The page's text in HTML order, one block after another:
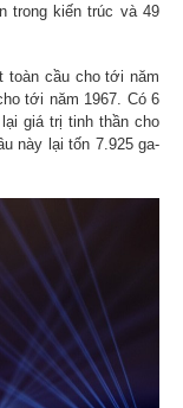
trong kiến trúc và 49
toàn cầu cho tới năm
tới năm 1967. Có 6
giá trị tinh thần cho
này lại tốn 7.925 ga-